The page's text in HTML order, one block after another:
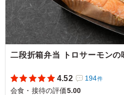
二段折箱弁当 トロサーモンの
4.52 194件
会食・接待の評価5.00